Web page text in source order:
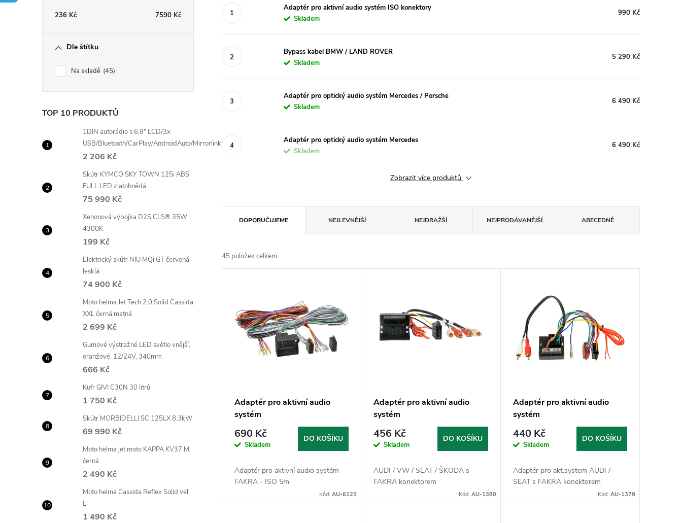
n
n
í
a
e
l
236 Kč 7590 Kč
Dle štítku
Na skladě 45
TOP 10 PRODUKTŮ
1DIN autorádio s 6,8" LCD/3x
USB/Bluetooth/CarPlay/AndroidAuto/Mirrorlink
2 206 Kč
Skútr KYMCO SKY TOWN 125i ABS
FULL LED zlatohnědá
75 990 Kč
Xenonová výbojka D2S CLS® 35W
4300K
199 Kč
Elektrický skútr NIU MQi GT červená
lesklá
74 900 Kč
Moto helma Jet Tech 2.0 Solid Cassida
XXL černá matná
2 699 Kč
Gumové výstražné LED světlo vnější,
oranžové, 12/24V, 340mm
666 Kč
Kufr GIVI C30N 30 litrů
1 750 Kč
Skútr MORBIDELLI SC 125LX 8,3kW
69 990 Kč
Moto helma jet moto KAPPA KV37 M
černá
2 490 Kč
Moto helma Cassida Reflex Solid vel.
L
1 490 Kč
Adaptér pro aktivní audio systém ISO konektory
Skladem
990 Kč
Bypass kabel BMW / LAND ROVER
Skladem
5 290 Kč
Adaptér pro optický audio systém Mercedes / Porsche
Skladem
6 490 Kč
Adaptér pro optický audio systém Mercedes
Skladem
6 490 Kč
Zobrazit více produktů
a
z
k
DOPORUČUJEME NEJLEVNĚJŠÍ NEJDRAŽŠÍ NEJPRODÁVANĚJŠÍ ABECEDNĚ
45 položek celkem
u
Adaptér pro aktivní audio
systém
690 Kč
Skladem
DO KOŠÍKU
Adaptér pro aktivní audio systém
FAKRA - ISO 5m
Kód:AU-6125
Adaptér pro aktivní audio
systém
456 Kč
Skladem
DO KOŠÍKU
AUDI / VW / SEAT / ŠKODA s
FAKRA konektorem
Kód: AU-1380
Adaptér pro aktivní audio
systém
440 Kč
Skladem
DO KOŠÍKU
Adaptér pro akt.system AUDI /
SEAT s FAKRA konektorem
Kód: AU-1379